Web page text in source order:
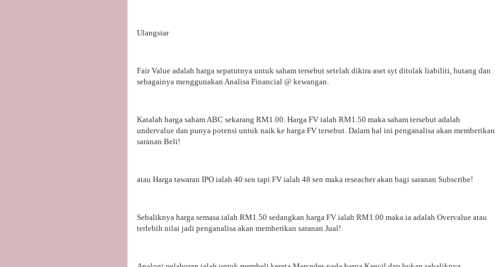
Ulangsiar
Fair Value adalah harga sepatutnya untuk saham tersebut setelah dikira aset syt ditolak liabiliti, hutang dan
sebagainya menggunakan Analisa Financial @ kewangan.
Katalah harga saham ABC sekarang RM1.00. Harga FV ialah RM1.50 maka saham tersebut adalah
undervalue dan punya potensi untuk naik ke harga FV tersebut. Dalam hal ini penganalisa akan memberikan
saranan Beli!
atau Harga tawaran IPO ialah 40 sen tapi FV ialah 48 sen maka reseacher akan bagi saranan Subscribe!
Sebaliknya harga semasa ialah RM1.50 sedangkan harga FV ialah RM1.00 maka ia adalah Overvalue atau
terlebih nilai jadi penganalisa akan memberikan saranan Jual!